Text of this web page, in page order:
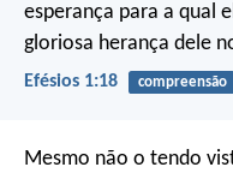
esperança para a qual
gloriosa herança dele
Efésios 1:18 compreensão
Mesmo não o tendo